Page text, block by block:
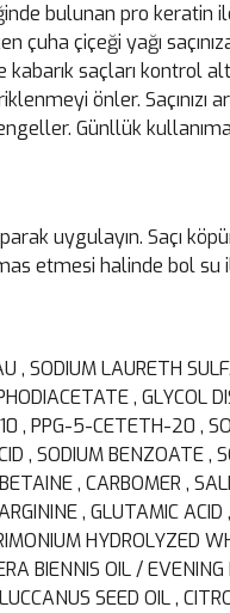
bulunan pro keratin ile
çuha çiçeği yağı
saçları kontrol
önler. Saçınızı
Günllük
uygulayın. Saçı
etmesi halinde bol su
, SODIUM LAURETH
, GLYCOL
, PPG-5-CETETH-20 ,
, SODIUM BENZOATE ,
, CARBOMER ,
, GLUTAMIC ACID
HYDROLYZED
BIENNIS OIL / EVENING
SEED OIL ,